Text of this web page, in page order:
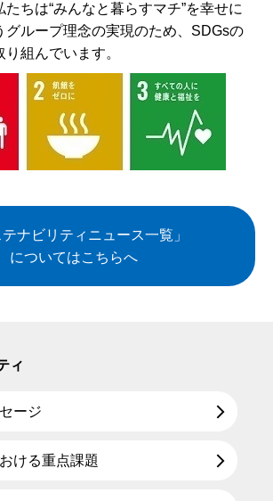
たちは“みんなと暮らすマチ”を幸せに
グループ理念の実現のため、SDGsの
組んでいます。
テナビリティニュース一覧」
についてはこちらへ
ィ
ージ
ける重点課題